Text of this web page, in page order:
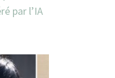
par l’IA